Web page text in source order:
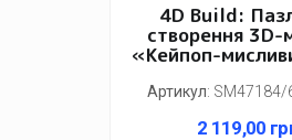
4D Build:
створення 3D-
«Кейпоп-
Артикул: SM47184/
2 119,00